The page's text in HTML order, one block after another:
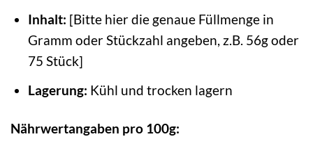
Inhalt: [Bitte hier die genaue Füllmenge in
Gramm oder Stückzahl angeben, z.B. 56g oder
75 Stück]
Lagerung: Kühl und trocken lagern
Nährwertangaben pro 100g: